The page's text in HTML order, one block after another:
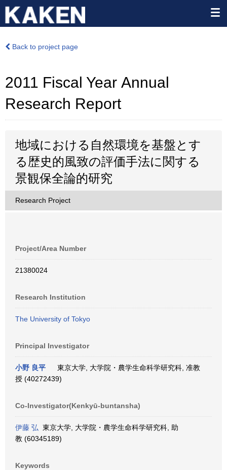
Back to project page
2011 Fiscal Year Annual
Research Report
地域における自然環境を基盤とす
る歴史的風致の評価手法に関する
景観保全論的研究
Research Project
Project/Area Number
21380024
Research Institution
The University of Tokyo
Principal Investigator
小野 良平
東京大学, 大学院・農学生命科学研究科, 准教
授 (40272439)
Co-Investigator(Kenkyū-buntansha)
伊藤 弘 東京大学, 大学院・農学生命科学研究科, 助
教 (60345189)
Keywords